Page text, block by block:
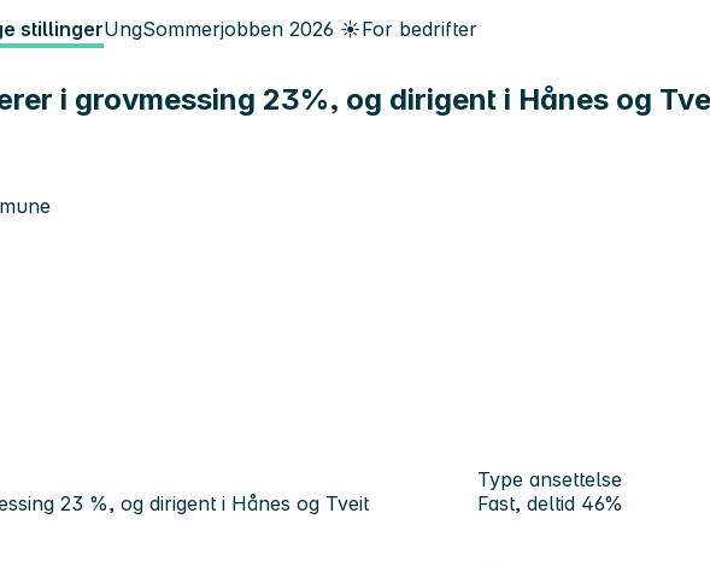
stillingerUngSommerjobben 2026 ☀️For bedrifter
i grovmessing 23%, og dirigent i Hånes og
23 %, og dirigent i Hånes og Tveit
Type ansettelse
Fast, deltid 46%